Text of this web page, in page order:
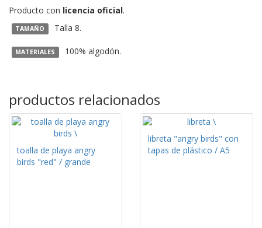
Producto con licencia oficial.
TAMAÑO Talla 8.
MATERIALES 100% algodón.
productos relacionados
toalla de playa angry
birds "red" / grande
libreta "angry birds" con
tapas de plástico / A5